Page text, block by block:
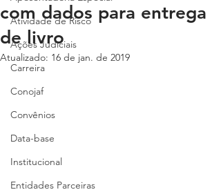
Atividade de Risco
Ações Judiciais
Carreira
Conojaf
Convênios
Data-base
Institucional
Entidades Parceiras
com dados para entrega
de livro
Atualizado: 16 de jan. de 2019